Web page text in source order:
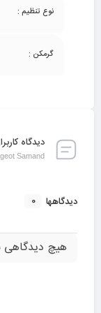
نوع تنظیم :
گرمکن :
دیدگاه
Samand
دیدگاهها 0
هیچ